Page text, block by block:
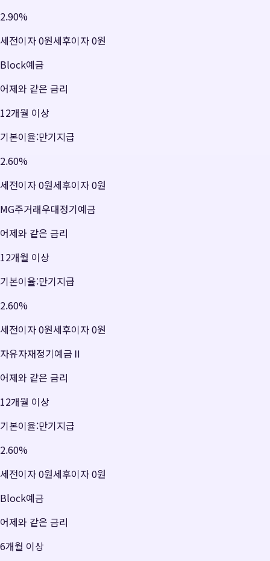
2.90%
세전이자0원세후이자0원
Block예금
어제와 같은 금리
12개월 이상
기본이율:만기지급
2.60%
세전이자0원세후이자0원
MG주거래우대정기예금
어제와 같은 금리
12개월 이상
기본이율:만기지급
2.60%
세전이자0원세후이자0원
자유자재정기예금Ⅱ
어제와 같은 금리
12개월 이상
기본이율:만기지급
2.60%
세전이자0원세후이자0원
Block예금
어제와 같은 금리
6개월 이상